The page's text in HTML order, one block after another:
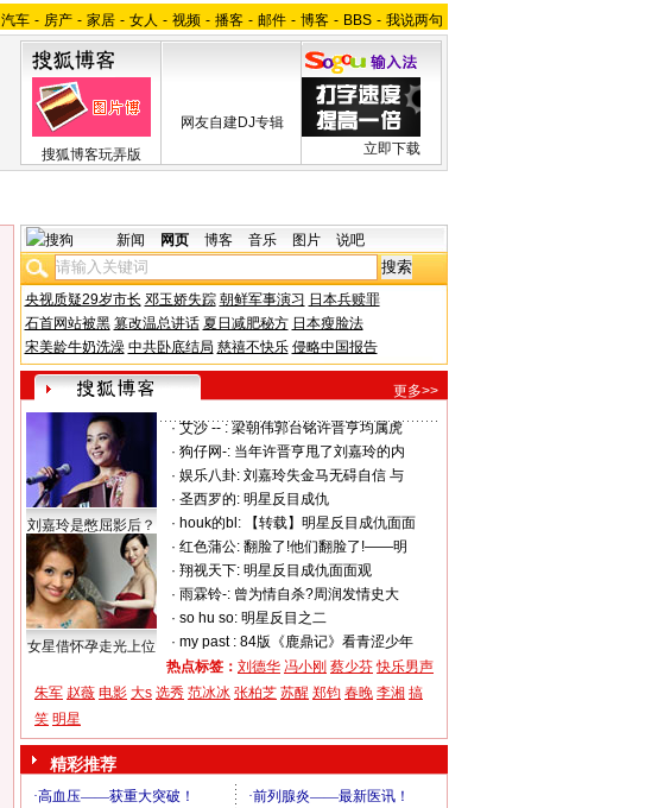
汽车 - 房产 - 家居 - 女人 - 视频 - 播客 - 邮件 - 博客 - BBS - 我说两句
搜狐博客玩弄版
网友自建DJ专辑
立即下载
新闻 网页 博客 音乐 图片 说吧
央视质疑29岁市长 邓玉娇失踪 朝鲜军事演习 日本兵赎罪
石首网站被黑 篡改温总讲话 夏日减肥秘方 日本瘦脸法
宋美龄牛奶洗澡 中共卧底结局 慈禧不快乐 侵略中国报告
更多>>
刘嘉玲是憋屈影后？
女星借怀孕走光上位
· 艾沙 -- : 梁朝伟郭台铭许晋亨均属虎
· 狗仔网-: 当年许晋亨甩了刘嘉玲的内
· 娱乐八卦: 刘嘉玲失金马无碍自信 与
· 圣西罗的: 明星反目成仇
· houk的bl:
【转载】明星反目成仇面面
· 红色蒲公: 翻脸了!他们翻脸了!——明
· 翔视天下: 明星反目成仇面面观
· 雨霖铃-: 曾为情自杀?周润发情史大
· so hu so: 明星反目之二
· my past : 84版《鹿鼎记》看青涩少年
热点标签： 刘德华 冯小刚 蔡少芬 快乐男声
朱军 赵薇 电影 大s 选秀 范冰冰 张柏芝 苏醒 郑钧 春晚 李湘 搞
笑 明星
精彩推荐